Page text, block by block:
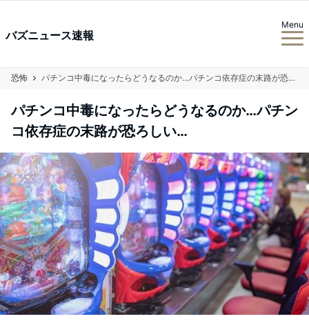
バズニュース速報
Menu
恐怖 パチンコ中毒になったらどうなるのか…パチンコ依存症の末路が恐ろしい…
パチンコ中毒になったらどうなるのか…パチン
コ依存症の末路が恐ろしい…